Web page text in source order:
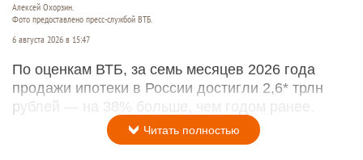
Алексей Охорзин.
Фото предоставлено пресс-службой ВТБ.
6 августа 2026 в 15:47
По оценкам ВТБ, за семь месяцев 2026 года
продажи ипотеки в России достигли 2,6* трлн
рублей — на 38% больше, чем годом ранее.
Читать полностью